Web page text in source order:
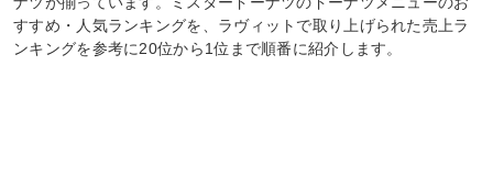
すすめ・人気ランキングを、ラヴィットで取り上げられた売上ラ
ンキングを参考に20位から1位まで順番に紹介します。